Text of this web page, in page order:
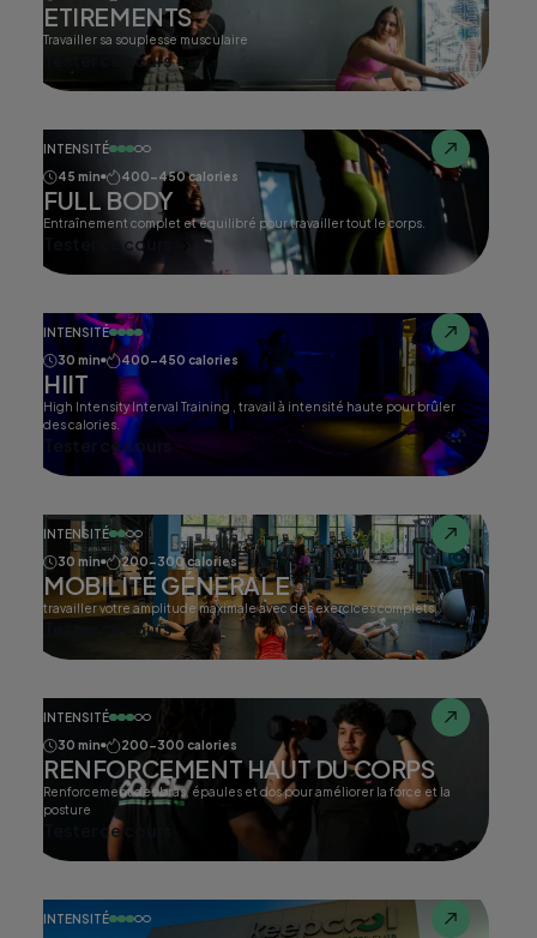
ETIREMENTS
Travailler sa souplesse musculaire
Tester ce cours
INTENSITÉ
45 min
400-450 calories
FULL BODY
Entraînement complet et équilibré pour travailler tout le corps.
Tester ce cours
INTENSITÉ
30 min
400-450 calories
HIIT
High Intensity Interval Training , travail à intensité haute pour brûler
des calories.
Tester ce cours
INTENSITÉ
30 min
200-300 calories
MOBILITÉ GÉNERALE
travailler votre amplitude maximale avec des exercices complets.
Tester ce cours
INTENSITÉ
30 min
200-300 calories
RENFORCEMENT HAUT DU CORPS
Renforcement des bras, épaules et dos pour améliorer la force et la
posture
Tester ce cours
INTENSITÉ